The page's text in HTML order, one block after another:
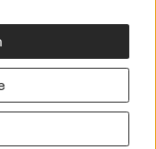
Impressum